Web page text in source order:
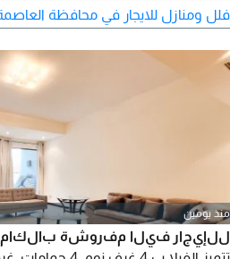
فلل ومنازل للايجار في محافظة
منذ يومين
للإيجار فيلا مفروشة